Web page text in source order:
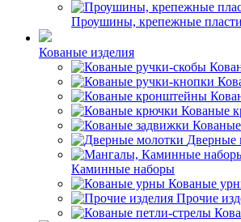
Проушины, крепежные
Кованые изделия
Кованые
Дверные
Каминные наборы
Кованые
Прочие